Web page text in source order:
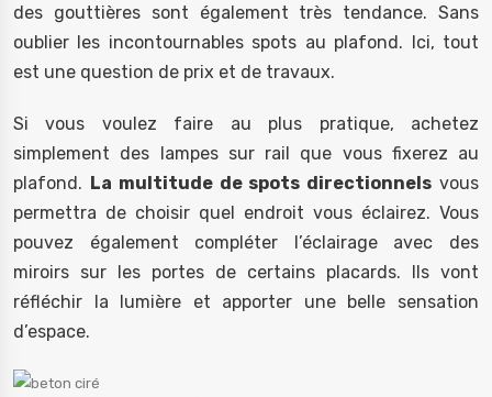
des gouttières sont également très tendance. Sans
oublier les incontournables spots au plafond. Ici, tout
est une question de prix et de travaux.
Si vous voulez faire au plus pratique, achetez
simplement des lampes sur rail que vous fixerez au
plafond. La multitude de spots directionnels vous
permettra de choisir quel endroit vous éclairez. Vous
pouvez également compléter l’éclairage avec des
miroirs sur les portes de certains placards. Ils vont
réfléchir la lumière et apporter une belle sensation
d’espace.